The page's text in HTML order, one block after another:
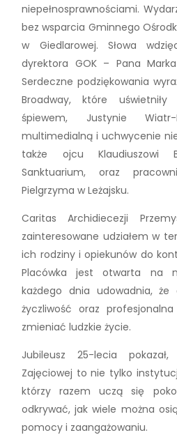
niepełnosprawnościami.
bez wsparcia Gminnego
w Giedlarowej. Słowa
dyrektora GOK – Pana
Serdeczne podziękowania
Broadway, które uświetniły
śpiewem, Justynie
multimedialną i uchwycenie
także ojcu Klaudiuszowi
Sanktuarium, oraz
Pielgrzyma w Leżajsku.
Caritas Archidiecezji
zainteresowane udziałem w
ich rodziny i opiekunów do
Placówka jest otwarta na
każdego dnia udowadnia, że
życzliwość oraz
zmieniać ludzkie życie.
Jubileusz 25-lecia
Zajęciowej to nie tylko
którzy razem uczą się
odkrywać, jak wiele można
pomocy i zaangażowaniu.